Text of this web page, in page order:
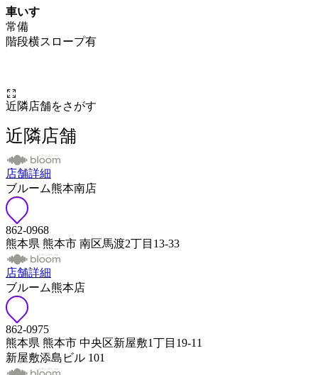
常備
階段横スロープ有
近隣店舗をさがす
近隣店舗
店舗詳細
ブルーム熊本南店
862-0968
熊本県 熊本市 南区馬渡2丁目13-33
店舗詳細
ブルーム熊本店
862-0975
熊本県 熊本市 中央区新屋敷1丁目19-11
新屋敷添島ビル 101
店舗詳細